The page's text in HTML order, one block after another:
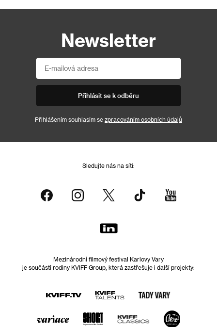
Newsletter
Přihlásit se k odběru
Přihlášením souhlasím se zpracováním osobních údajů
Sledujte nás na síti:
Mezinárodní filmový festival Karlovy Vary
je součástí rodiny KVIFF Group, která zastřešuje i další projekty: